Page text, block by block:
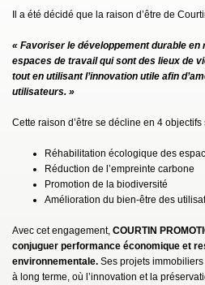
Il a été décidé que la raison d’être de
« Favoriser le développement durable
espaces de travail qui sont des lieux de
tout en utilisant l’innovation utile afin
utilisateurs. »
Cette raison d’être se décline en 4 objectifs
Réhabilitation écologique des
Réduction de l’empreinte carbone
Promotion de la biodiversité
Amélioration du bien-être des
Avec cet engagement, COURTIN
conjuguer performance économique et
environnementale. Ses projets
à long terme, où l’innovation et la